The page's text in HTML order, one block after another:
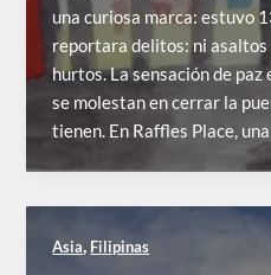
una curiosa marca: estuvo
reportara delitos: ni
hurtos. La sensación de paz
se molestan en cerrar la
tienen. En Raffles Place,
Asia, Filipinas